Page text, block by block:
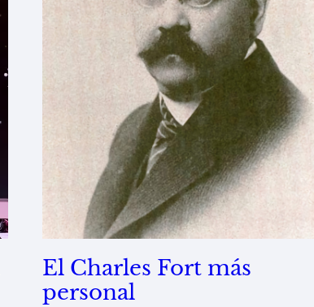
El Charles Fort más
personal